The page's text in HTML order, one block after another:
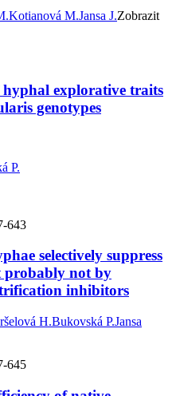
Kotianová M.Jansa J.Zobrazit
explorative traits
genotypes
P.
643
selectively suppress
probably not by
inhibitors
H.Bukovská P.Jansa
645